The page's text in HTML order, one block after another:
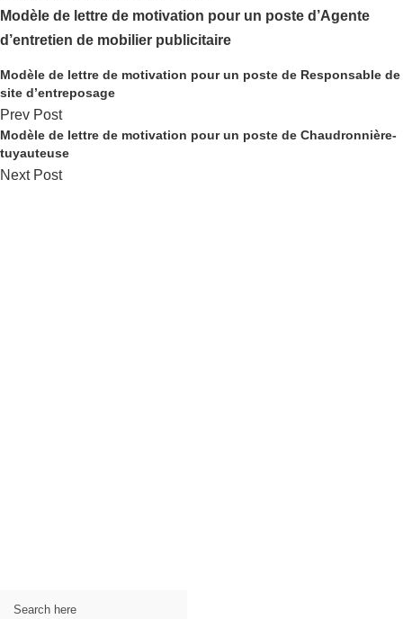
Modèle de lettre de motivation pour un poste d’Agente
d’entretien de mobilier publicitaire
Modèle de lettre de motivation pour un poste de Responsable de
site d’entreposage
Prev Post
Modèle de lettre de motivation pour un poste de Chaudronnière-
tuyauteuse
Next Post